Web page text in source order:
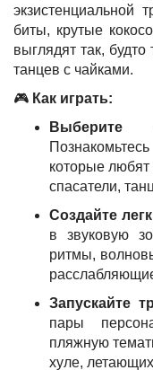
экзистенциальной
биты, крутые
выглядят так,
танцев с чайками.
🎮 Как играть:
которые
спасатели,
Создайте
в звуковую
ритмы,
Запускайте
пары
пляжную
хуле,